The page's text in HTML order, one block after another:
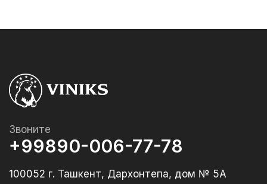
Звоните
+99890-006-77-78
100052 г. Ташкент, Дархонтепа, дом № 5А